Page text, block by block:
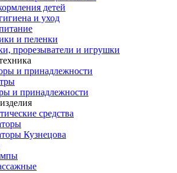
детей
и уход
и пеленки
прорезыватели и игрушки
и принадлежности
и принадлежности
средства
Кузнецова